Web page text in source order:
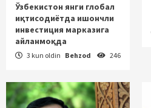
Ўзбекистон янги глобал
иқтисодиётда ишончли
инвестиция марказига
айланмоқда
3 kun oldin Behzod 246